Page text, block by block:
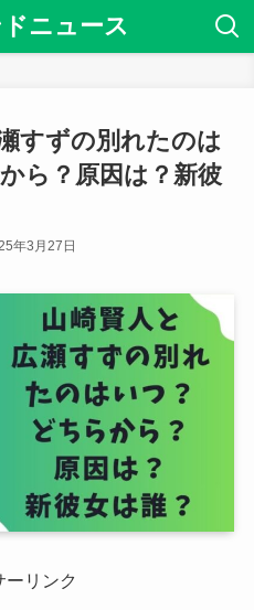
ニュース
すずの別れたのは
ら？原因は？新彼
年3月27日
ーリンク